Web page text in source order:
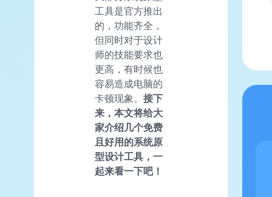
工具是官方推出
的，功能齐全，
但同时对于设计
师的技能要求也
更高，有时候也
容易造成电脑的
卡顿现象。 接下
来，本文将给大
家介绍几个免费
且好用的系统原
型设计工具，一
起来看一下吧！